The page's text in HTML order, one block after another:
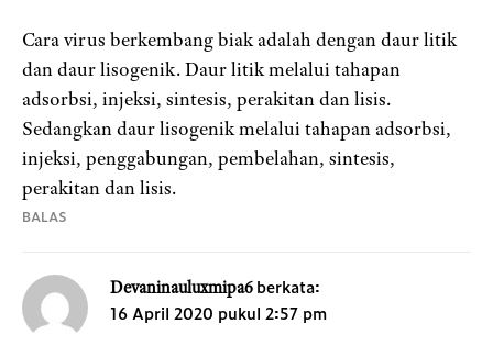
Cara virus berkembang biak adalah dengan daur litik
dan daur lisogenik. Daur litik melalui tahapan
adsorbsi, injeksi, sintesis, perakitan dan lisis.
Sedangkan daur lisogenik melalui tahapan adsorbsi,
injeksi, penggabungan, pembelahan, sintesis,
perakitan dan lisis.
BALAS
Devaninauluxmipa6 berkata:
16 April 2020 pukul 2:57 pm